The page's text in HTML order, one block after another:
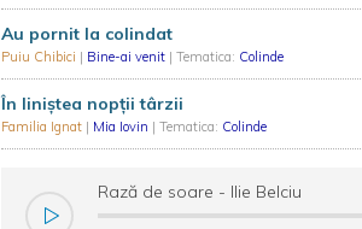
Au pornit la colindat
Puiu Chibici | Bine-ai venit | Tematica: Colinde
În liniștea nopții târzii
Familia Ignat | Mia Iovin | Tematica: Colinde
Rază de soare - Ilie Belciu